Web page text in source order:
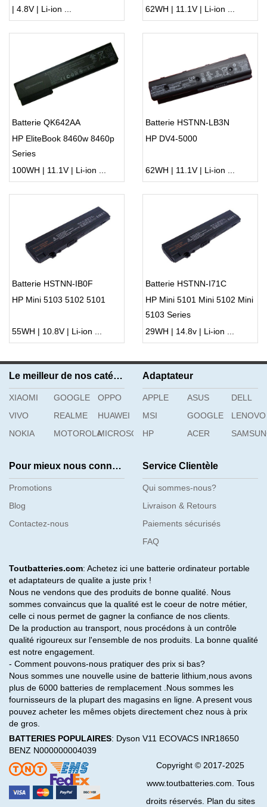
| 4.8V | Li-ion ...
62WH | 11.1V | Li-ion ...
Batterie QK642AA
HP EliteBook 8460w 8460p
Series
100WH | 11.1V | Li-ion ...
Batterie HSTNN-LB3N
HP DV4-5000
62WH | 11.1V | Li-ion ...
Batterie HSTNN-IB0F
HP Mini 5103 5102 5101
55WH | 10.8V | Li-ion ...
Batterie HSTNN-I71C
HP Mini 5101 Mini 5102 Mini
5103 Series
29WH | 14.8v | Li-ion ...
Le meilleur de nos catégories
XIAOMI GOOGLE
OPPO
VIVO
REALME
HUAWEI
NOKIA
MOTOROLAMICROSOFT
Adaptateur
APPLE ASUS
DELL
MSI
GOOGLE
LENOVO
HP
ACER
Pour mieux nous connaître
Promotions
Blog
Contactez-nous
Service Clientèle
Qui sommes-nous?
Livraison & Retours
Paiements sécurisés
FAQ
Toutbatteries.com: Achetez ici une batterie ordinateur portable
et adaptateurs de qualite a juste prix !
Nous ne vendons que des produits de bonne qualité. Nous
sommes convaincus que la qualité est le coeur de notre métier,
celle ci nous permet de gagner la confiance de nos clients.
De la production au transport, nous procédons à un contrôle
qualité rigoureux sur l'ensemble de nos produits. La bonne qualité
est notre engagement.
- Comment pouvons-nous pratiquer des prix si bas?
Nous sommes une nouvelle usine de batterie lithium,nous avons
plus de 6000 batteries de remplacement .Nous sommes les
fournisseurs de la plupart des magasins en ligne. A present vous
pouvez acheter les mêmes objets directement chez nous à prix
de gros.
BATTERIES POPULAIRES: Dyson V11 ECOVACS INR18650
BENZ N000000004039
Copyright © 2017-2025
www.toutbatteries.com. Tous
droits réservés. Plan du sites